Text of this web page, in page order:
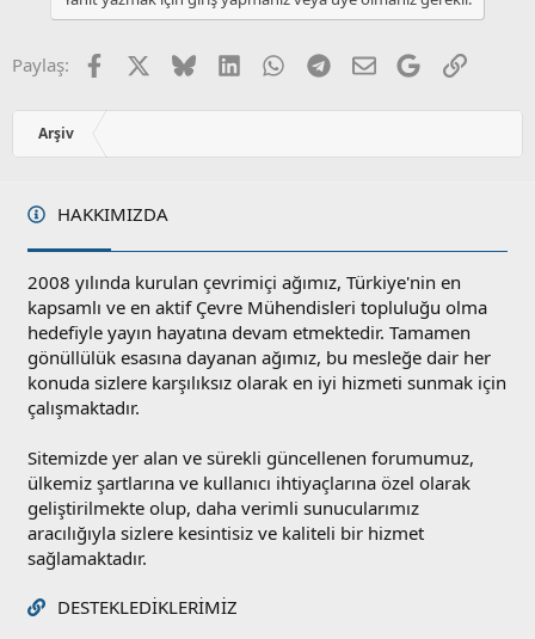
a m
u
z
o
l
Paylaş: Facebook BlueskyLinkedInWhatsApp
Telegram
E-postaGoogleLink
Arşiv
HAKKIMIZDA
2008 yılında kurulan çevrimiçi ağımız, Türkiye'nin en
kapsamlı ve en aktif Çevre Mühendisleri topluluğu olma
hedefiyle yayın hayatına devam etmektedir. Tamamen
gönüllülük esasına dayanan ağımız, bu mesleğe dair her
konuda sizlere karşılıksız olarak en iyi hizmeti sunmak için
çalışmaktadır.
Sitemizde yer alan ve sürekli güncellenen forumumuz,
ülkemiz şartlarına ve kullanıcı ihtiyaçlarına özel olarak
geliştirilmekte olup, daha verimli sunucularımız
aracılığıyla sizlere kesintisiz ve kaliteli bir hizmet
sağlamaktadır.
DESTEKLEDIKLERIMIZ